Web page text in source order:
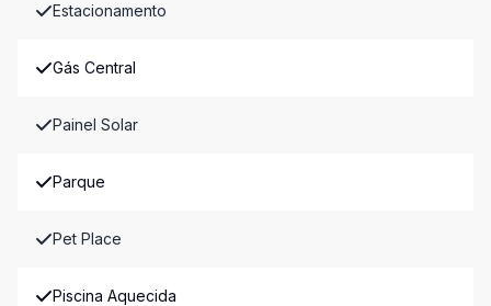
Estacionamento
Gás Central
Painel Solar
Parque
Pet Place
Piscina Aquecida